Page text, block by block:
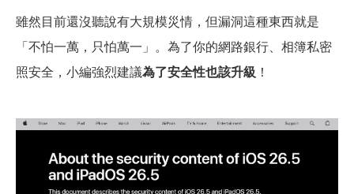
雖然目前還沒聽說有大規模災情，但漏洞這種東西就是
「不怕一萬，只怕萬一」。為了你的網路銀行、相簿私密
照安全，小編強烈建議為了安全性也該升級 ！